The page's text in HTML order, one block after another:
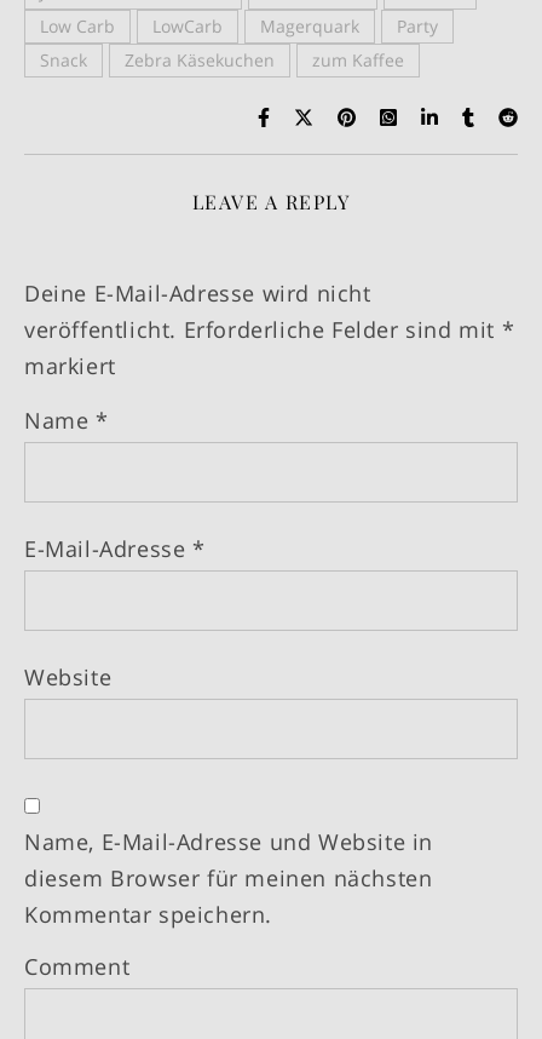
Low Carb
LowCarb Magerquark
Party
Snack
Zebra Käsekuchen zum Kaffee
LEAVE A REPLY
Deine E-Mail-Adresse wird nicht
veröffentlicht. Erforderliche Felder sind mit *
markiert
Name *
E-Mail-Adresse *
Website
Name, E-Mail-Adresse und Website in
diesem Browser für meinen nächsten
Kommentar speichern.
Comment